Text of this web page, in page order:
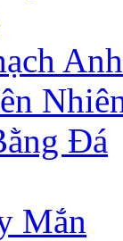
Anh
Đá
Mắn